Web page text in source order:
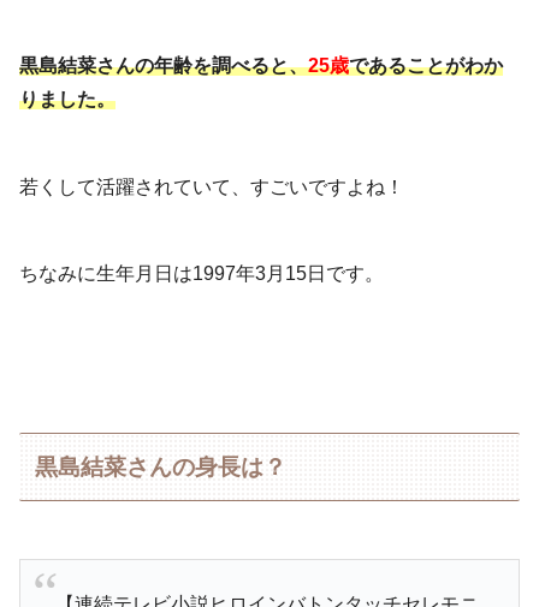
黒島結菜さんの年齢を調べると、25歳であることがわか
りました。
若くして活躍されていて、すごいですよね！
ちなみに生年月日は1997年3月15日です。
黒島結菜さんの身長は？